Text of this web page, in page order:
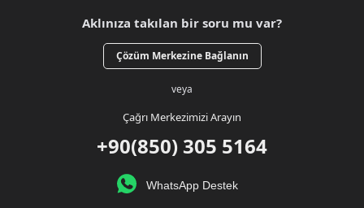
Aklınıza takılan bir soru mu var?
Çözüm Merkezine Bağlanın
veya
Çağrı Merkezimizi Arayın
+90(850) 305 5164
WhatsApp Destek